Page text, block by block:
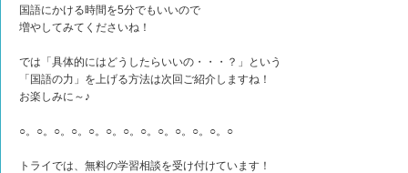
国語にかける時間を5分でもいいので
増やしてみてくださいね！
では「具体的にはどうしたらいいの・・・？」という
「国語の力」を上げる方法は次回ご紹介しますね！
お楽しみに～♪
○。○。○。○。○。○。○。○。○。○。○。○。○
トライでは、無料の学習相談を受け付けています！